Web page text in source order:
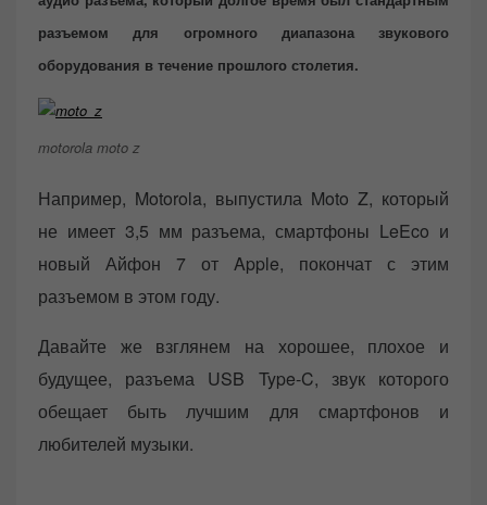
разъемом для огромного диапазона звукового
оборудования в течение прошлого столетия.
motorola moto z
Например, Motorola, выпустила Moto Z, который
не имеет 3,5 мм разъема, смартфоны LeEco и
новый Айфон 7 от Apple, покончат с этим
разъемом в этом году.
Давайте же взглянем на хорошее, плохое и
будущее, разъема USB Type-C, звук которого
обещает быть лучшим для смартфонов и
любителей музыки.